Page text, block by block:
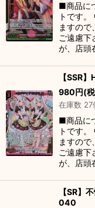
■商品に
トです
ますの
ご遠慮
が、店頭
【SSR
980円(
在庫数 27
■商品に
トです
ますの
ご遠慮
が、店頭
【SR】
040